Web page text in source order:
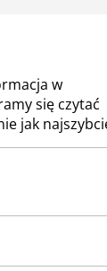
w
się czytać
jak